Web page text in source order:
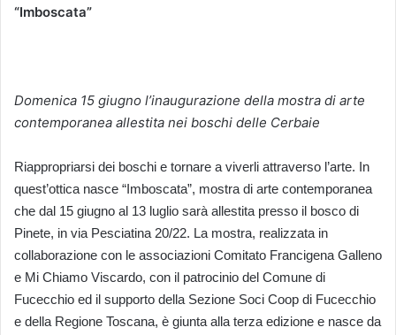
“Imboscata”
Domenica 15 giugno l’inaugurazione della mostra di arte
contemporanea allestita nei boschi delle Cerbaie
Riappropriarsi dei boschi e tornare a viverli attraverso l’arte. In
quest’ottica nasce “Imboscata”, mostra di arte contemporanea
che dal 15 giugno al 13 luglio sarà allestita presso il bosco di
Pinete, in via Pesciatina 20/22. La mostra, realizzata in
collaborazione con le associazioni Comitato Francigena Galleno
e Mi Chiamo Viscardo, con il patrocinio del Comune di
Fucecchio ed il supporto della Sezione Soci Coop di Fucecchio
e della Regione Toscana, è giunta alla terza edizione e nasce da